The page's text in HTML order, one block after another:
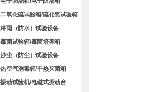
二氧化硫试验箱/硫化氢试验箱
淋雨（防水）试验设备
霉菌试验箱/霉菌培养箱
沙尘（防尘）试验设备
热空气消毒箱/干热灭菌箱
振动试验机/电磁式振动台